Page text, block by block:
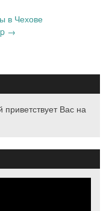
в Чехове
→
приветствует Вас на